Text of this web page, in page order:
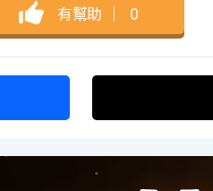
有幫助 ｜ 0